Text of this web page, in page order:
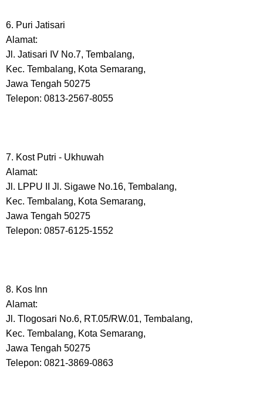
6. Puri Jatisari
Alamat:
Jl. Jatisari IV No.7, Tembalang,
Kec. Tembalang, Kota Semarang,
Jawa Tengah 50275
Telepon: 0813-2567-8055
7. Kost Putri - Ukhuwah
Alamat:
Jl. LPPU II Jl. Sigawe No.16, Tembalang,
Kec. Tembalang, Kota Semarang,
Jawa Tengah 50275
Telepon: 0857-6125-1552
8. Kos Inn
Alamat:
Jl. Tlogosari No.6, RT.05/RW.01, Tembalang,
Kec. Tembalang, Kota Semarang,
Jawa Tengah 50275
Telepon: 0821-3869-0863